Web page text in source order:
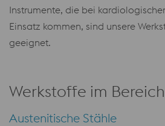
Instrumente, die bei
Einsatz kommen, sind unsere
geeignet.
Werkstoffe im
Austenitische Stähle